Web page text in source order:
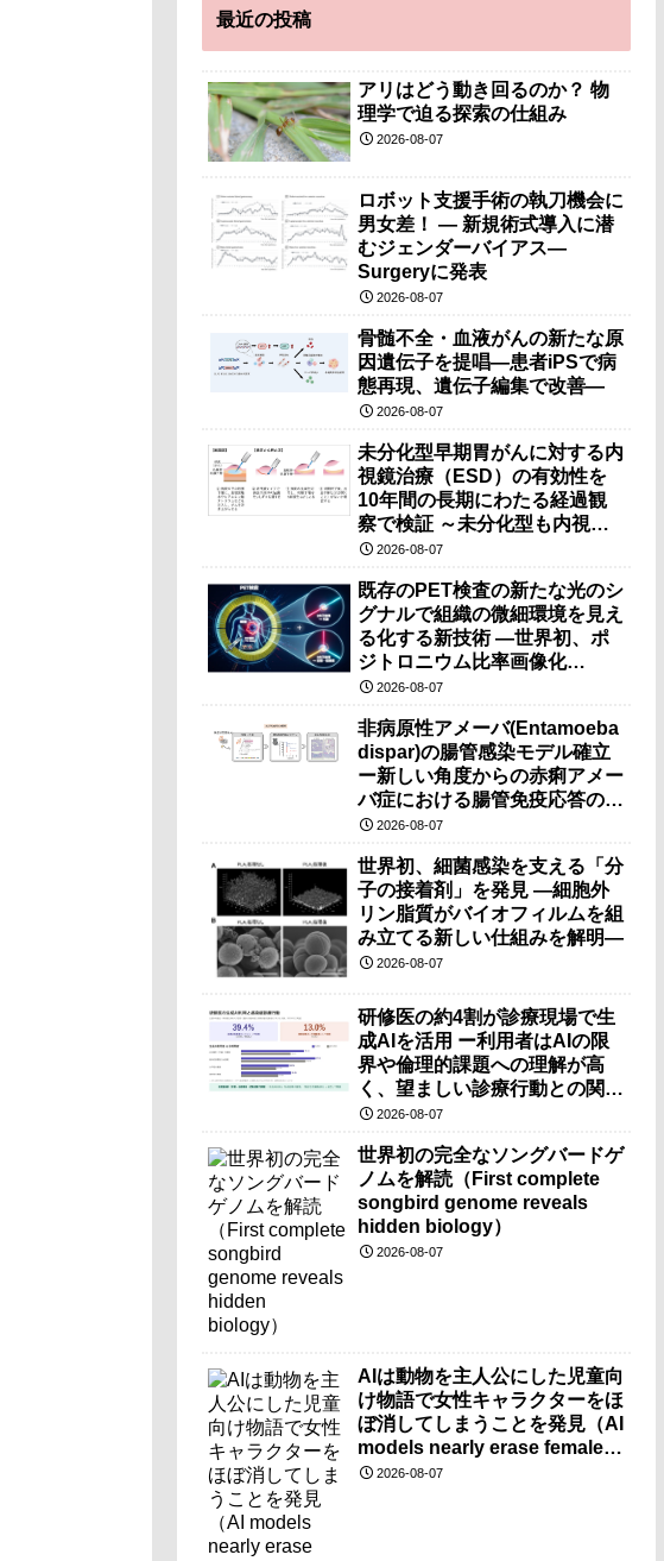
最近の投稿
アリはどう動き回るのか？ 物
理学で迫る探索の仕組み
2026-08-07
ロボット支援手術の執刀機会に
男女差！ — 新規術式導入に潜
むジェンダーバイアス—
Surgeryに発表
2026-08-07
骨髄不全・血液がんの新たな原
因遺伝子を提唱―患者iPSで病
態再現、遺伝子編集で改善―
2026-08-07
未分化型早期胃がんに対する内
視鏡治療（ESD）の有効性を
10年間の長期にわたる経過観
察で検証 ～未分化型も内視鏡
治療で胃の温存が可能～
2026-08-07
既存のPET検査の新たな光のシ
グナルで組織の微細環境を見え
る化する新技術 ―世界初、ポ
ジトロニウム比率画像化
（PRI）の原理検証に成功―
2026-08-07
非病原性アメーバ(Entamoeba
dispar)の腸管感染モデル確立
ー新しい角度からの赤痢アメー
バ症における腸管免疫応答の理
解に期待ー
2026-08-07
世界初、細菌感染を支える「分
子の接着剤」を発見 ―細胞外
リン脂質がバイオフィルムを組
み立てる新しい仕組みを解明―
2026-08-07
研修医の約4割が診療現場で生
成AIを活用 ー利用者はAIの限
界や倫理的課題への理解が高
く、望ましい診療行動との関連
も確認ー
2026-08-07
世界初の完全なソングバードゲ
ノムを解読（First complete
songbird genome reveals
hidden biology）
2026-08-07
AIは動物を主人公にした児童向
け物語で女性キャラクターをほ
ぼ消してしまうことを発見（AI
models nearly erase female
characters when they write
2026-08-07